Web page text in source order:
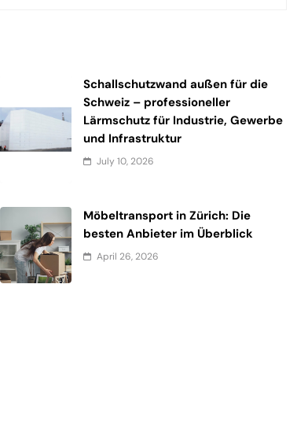
Schallschutzwand außen für die
Schweiz – professioneller
Lärmschutz für Industrie, Gewerbe
und Infrastruktur
July 10, 2026
Möbeltransport in Zürich: Die
besten Anbieter im Überblick
April 26, 2026